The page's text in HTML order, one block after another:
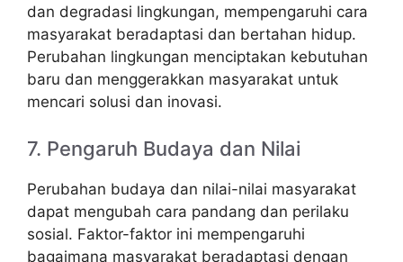
dan degradasi lingkungan, mempengaruhi cara
masyarakat beradaptasi dan bertahan hidup.
Perubahan lingkungan menciptakan kebutuhan
baru dan menggerakkan masyarakat untuk
mencari solusi dan inovasi.
7. Pengaruh Budaya dan Nilai
Perubahan budaya dan nilai-nilai masyarakat
dapat mengubah cara pandang dan perilaku
sosial. Faktor-faktor ini mempengaruhi
bagaimana masyarakat beradaptasi dengan